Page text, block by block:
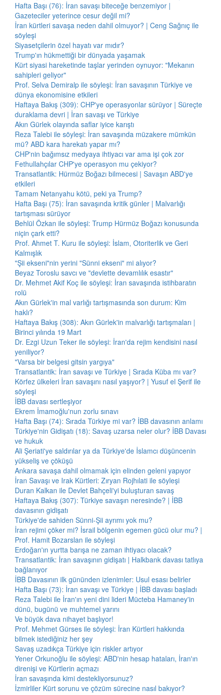
Hafta Başı (76): İran savaşı biteceğe benzemiyor |
Gazeteciler yeterince cesur değil mi?
İran kürtleri savaşa neden dahil olmuyor? | Ceng Sağnıç ile
söyleşi
Siyasetçilerin özel hayatı var mıdır?
Trump'ın hükmettiği bir dünyada yaşamak
Kürt siyasi hareketinde taşlar yerinden oynuyor: "Mekanın
sahipleri geliyor"
Prof. Selva Demiralp ile söyleşi: İran savaşının Türkiye ve
dünya ekonomisine etkileri
Haftaya Bakış (309): CHP'ye operasyonlar sürüyor | Süreçte
duraklama devri | İran savaşı ve Türkiye
Akın Gürlek olayında saflar iyice karıştı
Reza Talebi ile söyleşi: İran savaşında müzakere mümkün
mü? ABD kara harekatı yapar mı?
CHP'nin bağımsız medyaya ihtiyacı var ama işi çok zor
Fethullahçılar CHP'ye operasyon mu çekiyor?
Transatlantik: Hürmüz Boğazı bilmecesi | Savaşın ABD'ye
etkileri
Tamam Netanyahu kötü, peki ya Trump?
Hafta Başı (75): İran savaşında kritik günler | Malvarlığı
tartışması sürüyor
Behlül Özkan ile söyleşi: Trump Hürmüz Boğazı konusunda
niçin çark etti?
Prof. Ahmet T. Kuru ile söyleşi: İslam, Otoriterlik ve Geri
Kalmışlık
"Şii ekseni"nin yerini "Sünni ekseni" mi alıyor?
Beyaz Toroslu savcı ve "devlette devamlılık esastır"
Dr. Mehmet Akif Koç ile söyleşi: İran savaşında istihbaratın
rolü
Akın Gürlek'in mal varlığı tartışmasında son durum: Kim
haklı?
Haftaya Bakış (308): Akın Gürlek'in malvarlığı tartışmaları |
Birinci yılında 19 Mart
Dr. Ezgi Uzun Teker ile söyleşi: İran'da rejim kendisini nasıl
yeniliyor?
"Varsa bir belgesi gitsin yargıya"
Transatlantik: İran savaşı ve Türkiye | Sırada Küba mı var?
Körfez ülkeleri İran savaşını nasıl yaşıyor? | Yusuf el Şerif ile
söyleşi
İBB davası sertleşiyor
Ekrem İmamoğlu'nun zorlu sınavı
Hafta Başı (74): Sırada Türkiye mi var? İBB davasının anlamı
Türkiye'nin Gidişatı (18): Savaş uzarsa neler olur? İBB Davası
ve hukuk
Ali Şeriati'ye saldırılar ya da Türkiye'de İslamcı düşüncenin
yükseliş ve çöküşü
Ankara savaşa dahil olmamak için elinden geleni yapıyor
İran Savaşı ve Irak Kürtleri: Zıryan Rojhılati ile söyleşi
Duran Kalkan ile Devlet Bahçeli'yi buluşturan savaş
Haftaya Bakış (307): Türkiye savaşın neresinde? | İBB
davasının gidişatı
Türkiye'de sahiden Sünni-Şii ayrımı yok mu?
İran rejimi çöker mi? İsrail bölgenin egemen gücü olur mu? |
Prof. Hamit Bozarslan ile söyleşi
Erdoğan'ın yurtta barışa ne zaman ihtiyacı olacak?
Transatlantik: İran savaşının gidişatı | Halkbank davası tatlıya
bağlanıyor
İBB Davasının ilk gününden izlenimler: Usul esası belirler
Hafta Başı (73): İran savaşı ve Türkiye | İBB davası başladı
Reza Talebi ile İran'ın yeni dini lideri Mücteba Hamaney'in
dünü, bugünü ve muhtemel yarını
Ve büyük dava nihayet başlıyor!
Prof. Mehmet Gürses ile söyleşi: İran Kürtleri hakkında
bilmek istediğiniz her şey
Savaş uzadıkça Türkiye için riskler artıyor
Yener Orkunoğlu ile söyleşi: ABD'nin hesap hataları, İran'ın
direnişi ve Kürtlerin açmazı
İran savaşında kimi destekliyorsunuz?
İzmirliler Kürt sorunu ve çözüm sürecine nasıl bakıyor?